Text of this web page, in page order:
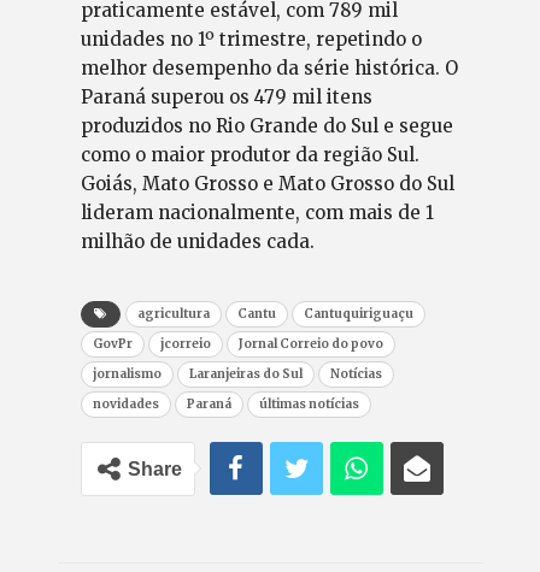
praticamente estável, com 789 mil
unidades no 1º trimestre, repetindo o
melhor desempenho da série histórica. O
Paraná superou os 479 mil itens
produzidos no Rio Grande do Sul e segue
como o maior produtor da região Sul.
Goiás, Mato Grosso e Mato Grosso do Sul
lideram nacionalmente, com mais de 1
milhão de unidades cada.
agricultura Cantu
Cantuquiriguaçu
GovPr
jcorreio
Jornal Correio do povo
jornalismo
Laranjeiras do Sul
Notícias
novidades
Paraná últimas notícias
Share